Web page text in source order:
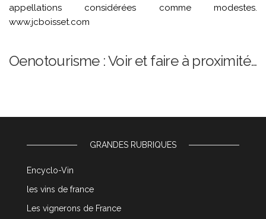
appellations considérées comme modestes.
www.jcboisset.com
Oenotourisme : Voir et faire à proximité…
GRANDES RUBRIQUES
Encyclo-Vin
les vins de france
Les vignerons de France